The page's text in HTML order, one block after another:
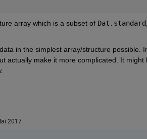
array which is a subset of Dat.standard
in the simplest array/structure possible.
actually make it more complicated. It
2017